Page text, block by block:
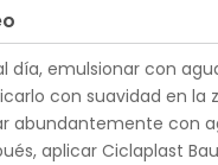
día, emulsionar con
con suavidad en la
abundantemente con
aplicar Ciclaplast